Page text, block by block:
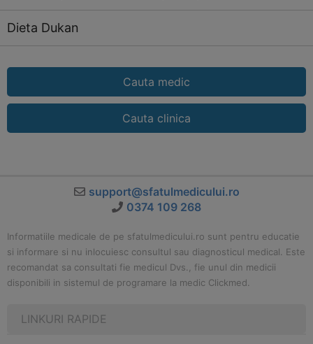
Dieta Dukan
Cauta medic
Cauta clinica
support@sfatulmedicului.ro
0374 109 268
Informatiile medicale de pe sfatulmedicului.ro sunt pentru educatie
si informare si nu inlocuiesc consultul sau diagnosticul medical. Este
recomandat sa consultati fie medicul Dvs., fie unul din medicii
disponibili in sistemul de programare la medic Clickmed.
LINKURI RAPIDE